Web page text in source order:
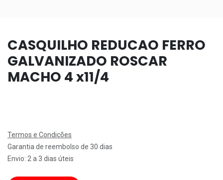
CASQUILHO REDUCAO FERRO
GALVANIZADO ROSCAR
MACHO 4 x11/4
Termos e Condições
Garantia de reembolso de 30 dias
Envio: 2 a 3 dias úteis